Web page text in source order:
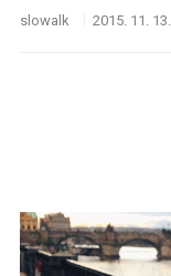
slowalk 2015. 11.